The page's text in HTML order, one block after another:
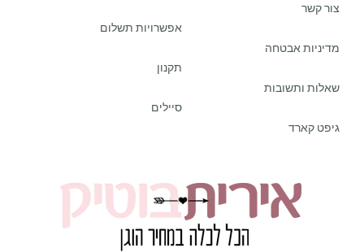
צור קשר
מדיניות אבטחה
שאלות ותשובות
גיפט קארד
אפשרויות תשלום
תקנון
סיילים